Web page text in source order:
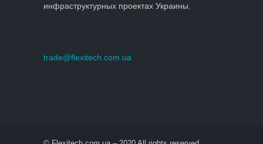
инфраструктурных проектах Украины.
trade@flexitech.com.ua